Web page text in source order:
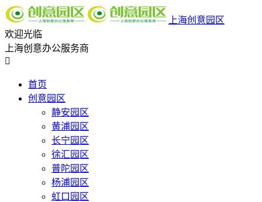
上海创意园区
欢迎光临
上海创意办公服务商

首页
创意园区
静安园区
黄浦园区
长宁园区
徐汇园区
普陀园区
杨浦园区
虹口园区